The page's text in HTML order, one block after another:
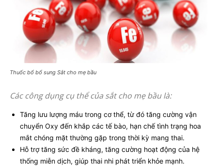
Thuốc bổ bổ sung Sắt cho mẹ bầu
Các công dụng cụ thể của sắt cho mẹ bầu là:
Tăng lưu lượng máu trong cơ thể, từ đó tăng cường vận
chuyển Oxy đến khắp các tế bào, hạn chế tình trạng hoa
mắt chóng mặt thường gặp trong thời kỳ mang thai.
Hỗ trợ tăng sức đề kháng, tăng cường hoạt động của hệ
thống miễn dịch, giúp thai nhi phát triển khỏe mạnh.